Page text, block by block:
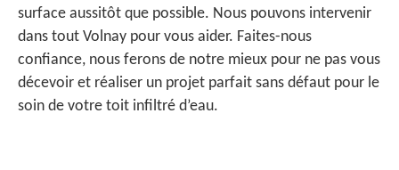
surface aussitôt que possible. Nous pouvons intervenir
dans tout Volnay pour vous aider. Faites-nous
confiance, nous ferons de notre mieux pour ne pas vous
décevoir et réaliser un projet parfait sans défaut pour le
soin de votre toit infiltré d’eau.